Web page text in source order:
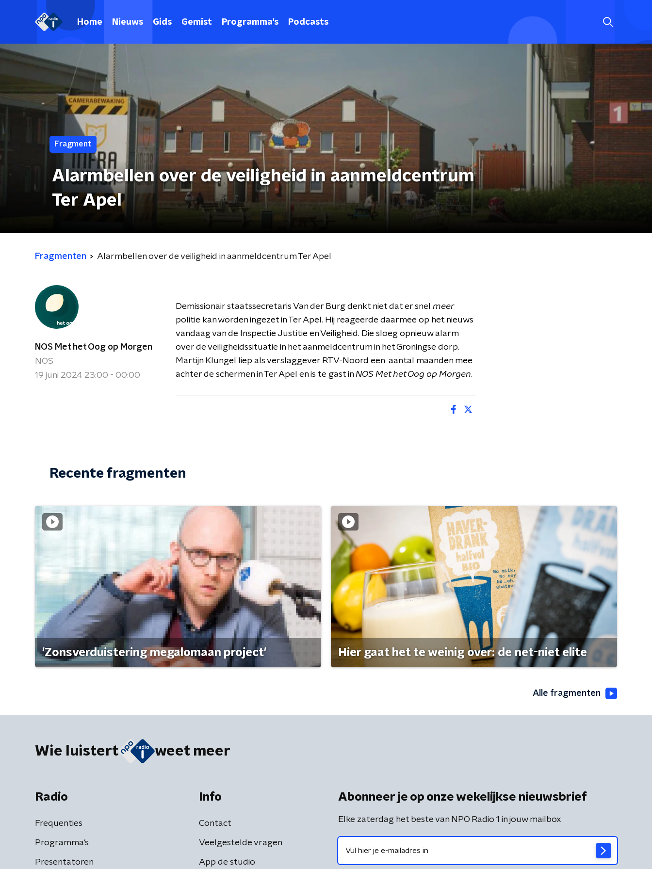
Home Nieuws Gids Gemist Programma's Podcasts
Fragment
Alarmbellen over de veiligheid in aanmeldcentrum
Ter Apel
Fragmenten Alarmbellen over de veiligheid in aanmeldcentrum Ter Apel
NOS Met het Oog op Morgen
NOS
19 juni 2024 23:00 - 00:00
Demissionair staatssecretaris Van der Burg denkt niet dat er snel meer
politie kan worden ingezet in Ter Apel. Hij reageerde daarmee op het nieuws
vandaag van de Inspectie Justitie en Veiligheid. Die sloeg opnieuw alarm
over de veiligheidssituatie in het aanmeldcentrum in het Groningse dorp.
Martijn Klungel liep als verslaggever RTV-Noord een aantal maanden mee
achter de schermen in Ter Apel en is te gast inNOS Met het Oog op Morgen.
Recente fragmenten
'Zonsverduistering megalomaan project' Hier gaat het te weinig over: de net-niet elite
Alle fragmenten
Wie luistert weet meer
Radio
Frequenties
Programma's
Presentatoren
Info
Contact
Veelgestelde vragen
App de studio
Abonneer je op onze wekelijkse nieuwsbrief
Elke zaterdag het beste van NPO Radio 1 in jouw mailbox